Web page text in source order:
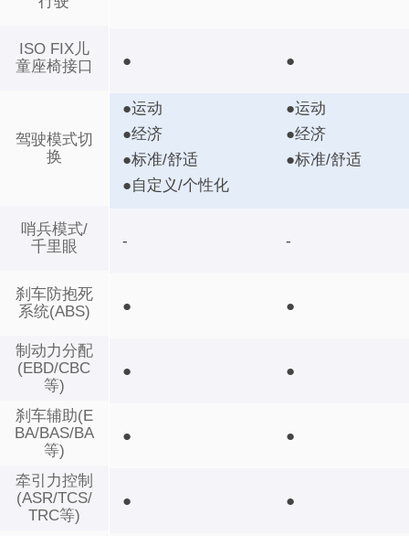
ISO FIX儿
童座椅接口
驾驶模式切
换
哨兵模式/
千里眼
刹车防抱死
系统(ABS)
制动力分配
(EBD/CBC
等)
刹车辅助(E
BA/BAS/BA
等)
牵引力控制
(ASR/TCS/
TRC等)
● ●
●运动
●经济
●标准/舒适
●自定义/个性化
●运动
●经济
●标准/舒适
- -
● ●
● ●
● ●
● ●